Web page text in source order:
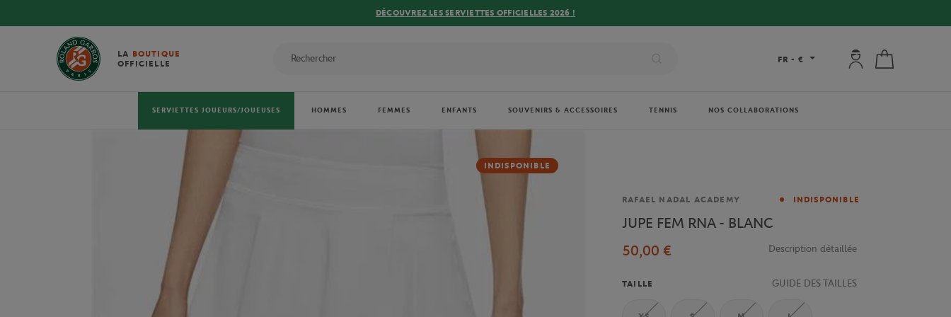
DÉCOUVREZ LES SERVIETTES OFFICIELLES 2026 !
LA BOUTIQUE
OFFICIELLE
FR - € Mon compte : se
SERVIETTES JOUEURS/JOUEUSES HOMMES FEMMES ENFANTS SOUVENIRS & ACCESSOIRES TENNIS NOS COLLABORATIONS
INDISPONIBLE
Marque
RAFAEL NADAL ACADEMY INDISPONIBLE
JUPE FEM RNA - BLANC
50,00 €
Description détaillée
TAILLE GUIDE DES TAILLES